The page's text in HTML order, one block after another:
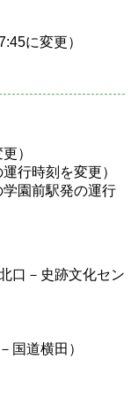
に変更）
）
行時刻を変更）
園前駅発の運行
口－史跡文化セン
国道横田）